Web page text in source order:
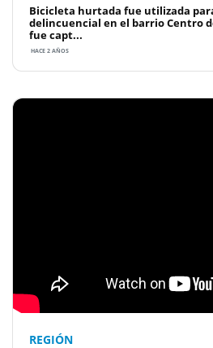
Bicicleta hurtada fue utilizada
delincuencial en el barrio Centro
fue capt...
HACE 2 AÑOS
REGIÓN